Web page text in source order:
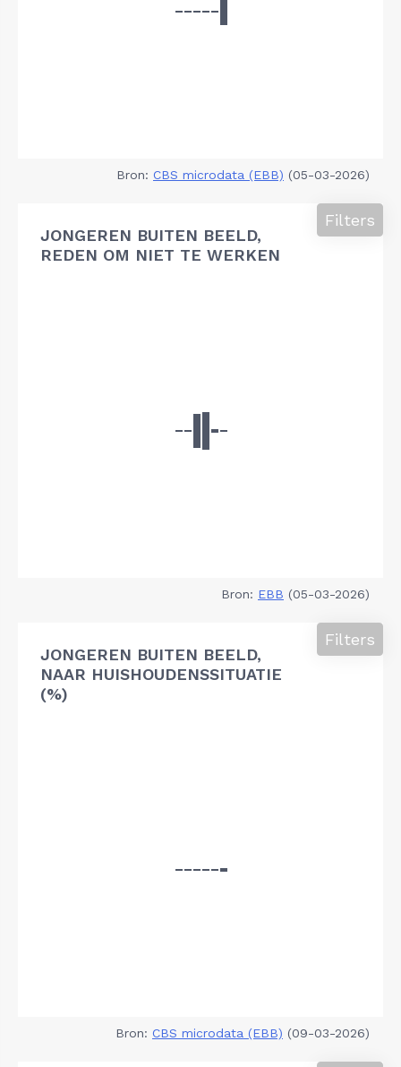
Bron: CBS microdata (EBB) (05-03-2026)
JONGEREN BUITEN BEELD,
REDEN OM NIET TE WERKEN
Filters
Bron: EBB (05-03-2026)
JONGEREN BUITEN BEELD,
NAAR HUISHOUDENSSITUATIE
(%)
Filters
Bron: CBS microdata (EBB) (09-03-2026)